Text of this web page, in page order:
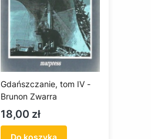
Gdańszczanie, tom IV -
Brunon Zwarra
Cena
18,00 zł
Do koszyka